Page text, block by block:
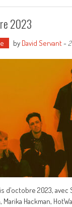
2023
by David Servant-
2023, avec
Marika Hackman,